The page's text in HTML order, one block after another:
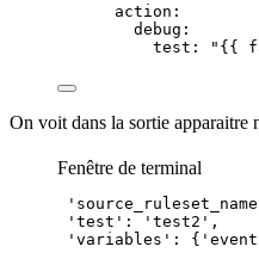
action :
debug :
test : " {{
On voit dans la sortie apparaitre
Fenêtre de terminal
'test' : ' test2 ' ,
'variables' : { ' event